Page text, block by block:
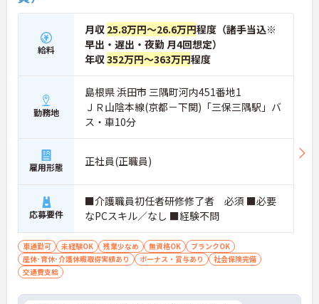
給料
月収 25.8万円～26.6万円程度（諸手当込※
早出・遅出・夜勤 月4回想定）
年収352万円～363万円程度
勤務地
島根県 浜田市 三隅町河内451番地1
ＪＲ山陰本線(京都－下関)「三保三隅駅」バ
ス・車10分
雇用形態 正社員(正職員)
応募要件
■介護職員初任者研修修了者 必須 ■必要
なPCスキル／なし ■経験不問
車通勤可 未経験OK 残業少なめ 無資格OK
ブランクOK
産休･育休･介護休暇取得実績あり
ボーナス・賞与あり
社会保険完備
交通費支給